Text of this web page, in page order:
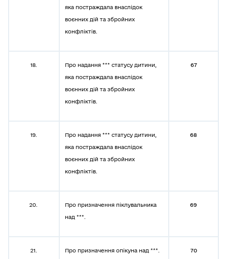
яка постраждала внаслідок
воєнних дій та збройних
конфліктів.
18.
Про надання *** статусу дитини,
яка постраждала внаслідок
воєнних дій та збройних
конфліктів.
67
19.
Про надання *** статусу дитини,
яка постраждала внаслідок
воєнних дій та збройних
конфліктів.
68
20.
Про призначення піклувальника
над ***.
69
21. Про призначення опікуна над ***. 70